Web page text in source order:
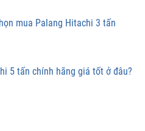
mua Palang Hitachi 3 tấn
5 tấn chính hãng giá tốt ở đâu?